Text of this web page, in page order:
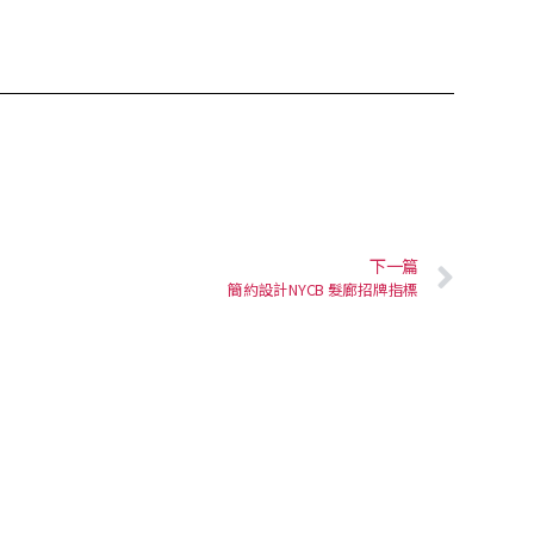
下一篇
簡約設計NYCB 髮廊招牌指標